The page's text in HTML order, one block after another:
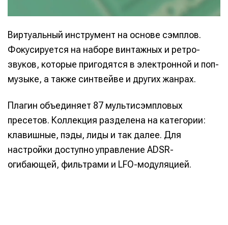
Виртуальный инструмент на основе сэмплов.
Фокусируется на наборе винтажных и ретро-
звуков, которые пригодятся в электронной и поп-
музыке, а также синтвейве и других жанрах.
Плагин объединяет 87 мультисэмпловых
пресетов. Коллекция разделена на категории:
клавишные, пэды, лиды и так далее. Для
настройки доступно управление ADSR-
огибающей, фильтрами и LFO-модуляцией.